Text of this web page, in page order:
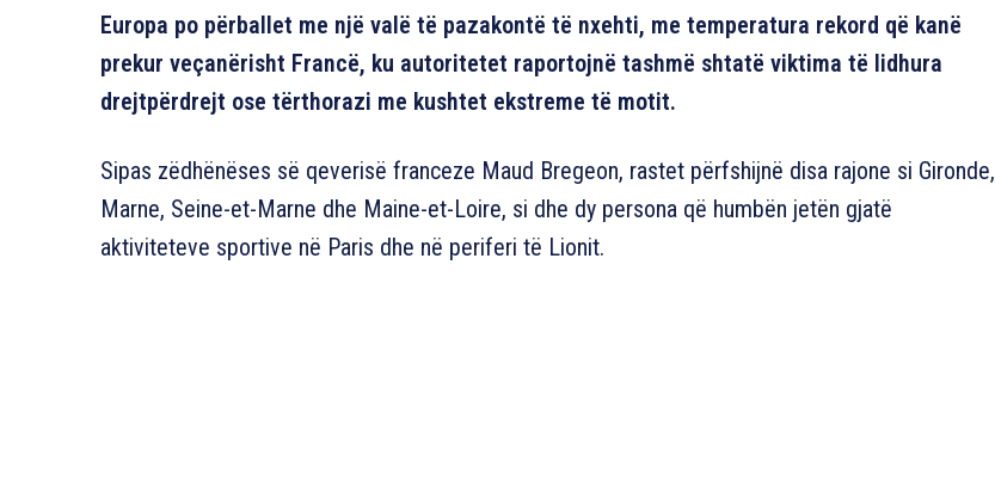
Europa po përballet me një valë të pazakontë të nxehti, me temperatura rekord që kanë
prekur veçanërisht Francë, ku autoritetet raportojnë tashmë shtatë viktima të lidhura
drejtpërdrejt ose tërthorazi me kushtet ekstreme të motit.
Sipas zëdhënëses së qeverisë franceze Maud Bregeon, rastet përfshijnë disa rajone si Gironde,
Marne, Seine-et-Marne dhe Maine-et-Loire, si dhe dy persona që humbën jetën gjatë
aktiviteteve sportive në Paris dhe në periferi të Lionit.